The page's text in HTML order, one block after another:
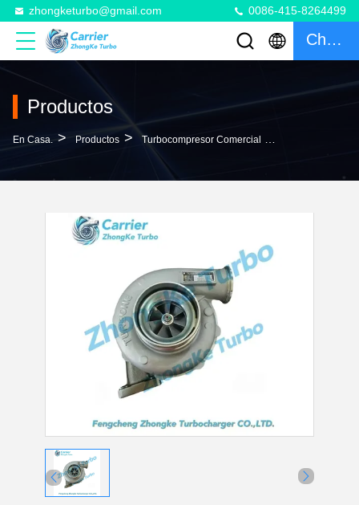
zhongketurbo@gmail.com 0086-415-8264499
Charlar
Productos
En Casa. > Productos > Turbocompresor Comercial >